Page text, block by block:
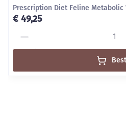
Prescription Diet Feline Metabolic
€ 49,25